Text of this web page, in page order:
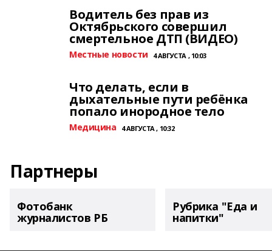
Водитель без прав из
Октябрьского совершил
смертельное ДТП (ВИДЕО)
Местные новости 4 АВГУСТА , 10:03
Что делать, если в
дыхательные пути ребёнка
попало инородное тело
Медицина 4 АВГУСТА , 10:32
Партнеры
Фотобанк
журналистов РБ
Рубрика "Еда и
напитки"